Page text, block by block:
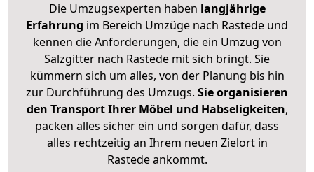
Die Umzugsexperten haben langjährige
Erfahrung im Bereich Umzüge nach Rastede und
kennen die Anforderungen, die ein Umzug von
Salzgitter nach Rastede mit sich bringt. Sie
kümmern sich um alles, von der Planung bis hin
zur Durchführung des Umzugs. Sie organisieren
den Transport Ihrer Möbel und Habseligkeiten,
packen alles sicher ein und sorgen dafür, dass
alles rechtzeitig an Ihrem neuen Zielort in
Rastede ankommt.